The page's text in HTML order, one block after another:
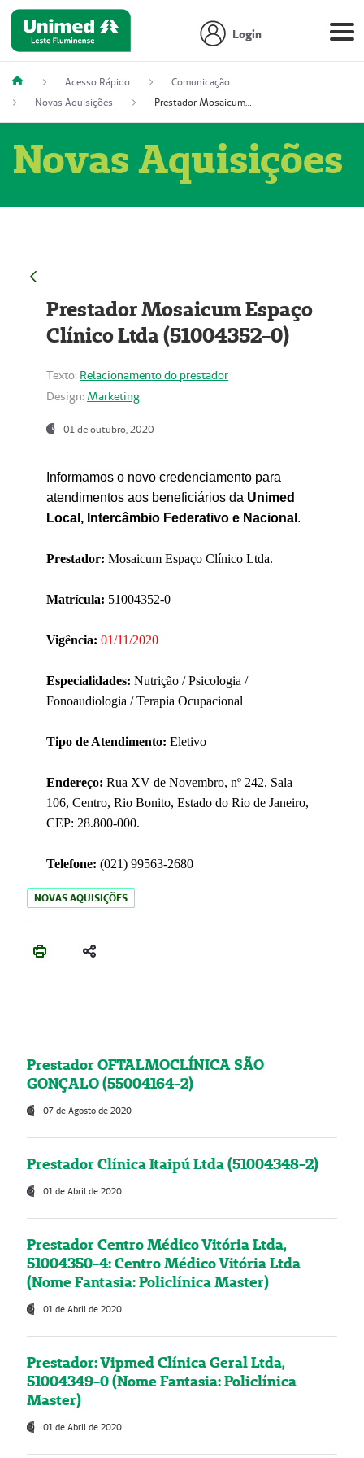
Login
Acesso Rápido
Comunicação
Novas Aquisições
Prestador Mosaicum Espaço Clínico Ltda (51004352-0)
Novas Aquisições
Prestador Mosaicum Espaço
Clínico Ltda (51004352-0)
Texto: Relacionamento do prestador
Design: Marketing
01 de outubro, 2020
Informamos o novo credenciamento para
atendimentos aos beneficiários da Unimed
Local, Intercâmbio Federativo e Nacional .
Prestador: Mosaicum Espaço Clínico Ltda.
Matrícula: 51004352-0
Vigência: 01/11/2020
Especialidades: Nutrição / Psicologia /
Fonoaudiologia / Terapia Ocupacional
Tipo de Atendimento: Eletivo
Endereço: Rua XV de Novembro, nº 242, Sala
106, Centro, Rio Bonito, Estado do Rio de Janeiro,
CEP: 28.800-000.
Telefone: (021) 99563-2680
NOVAS AQUISIÇÕES
Prestador OFTALMOCLÍNICA SÃO
GONÇALO (55004164-2)
07 de Agosto de 2020
Prestador Clínica Itaipú Ltda (51004348-2)
01 de Abril de 2020
Prestador Centro Médico Vitória Ltda,
51004350-4: Centro Médico Vitória Ltda
(Nome Fantasia: Policlínica Master)
01 de Abril de 2020
Prestador: Vipmed Clínica Geral Ltda,
51004349-0 (Nome Fantasia: Policlínica
Master)
01 de Abril de 2020